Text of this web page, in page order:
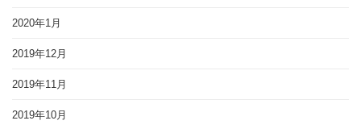
2020年1月
2019年12月
2019年11月
2019年10月